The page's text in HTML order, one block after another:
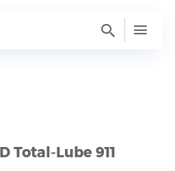
Total-Lube 911